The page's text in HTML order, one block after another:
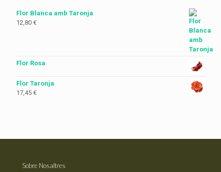
Flor Blanca amb Taronja
12,80 €
Flor Rosa
Flor Taronja
17,45 €
Sobre Nosaltres